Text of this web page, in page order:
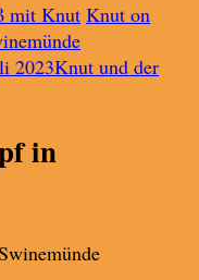
mit Knut Knut on
2023Knut und der
in